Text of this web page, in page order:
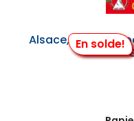
En solde!
Alsace, le Rhin